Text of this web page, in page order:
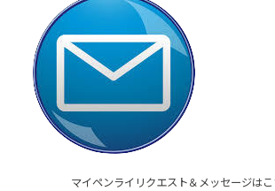
マイペンライリクエスト＆メッセージはこ